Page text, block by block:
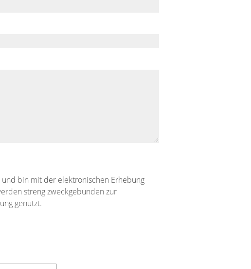
bin mit der elektronischen Erhebung
streng zweckgebunden zur
genutzt.